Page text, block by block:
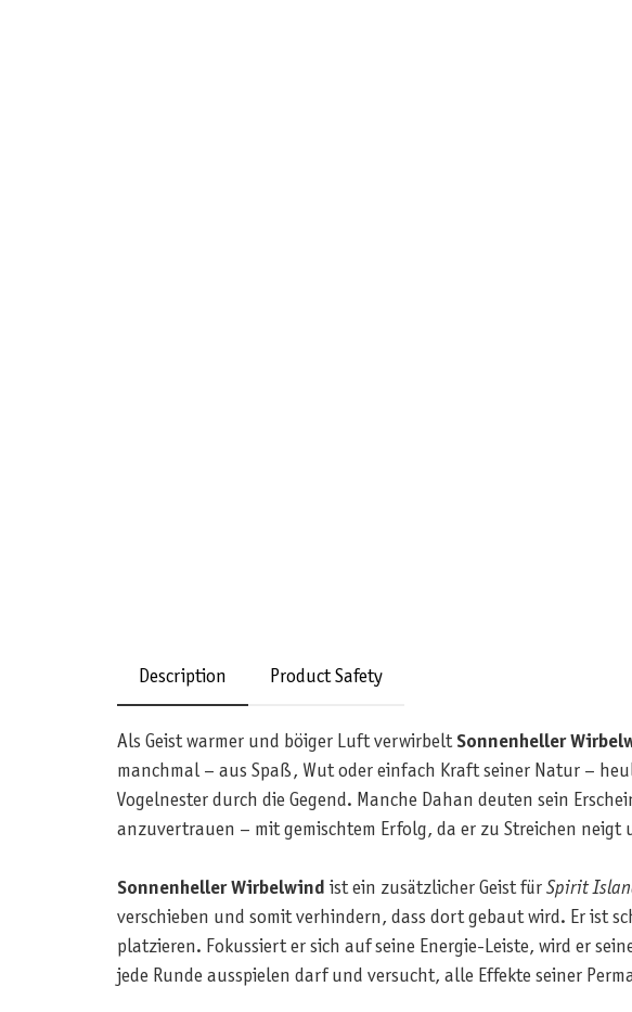
Description Product Safety
Als Geist warmer und böiger Luft verwirbelt Sonnenheller
manchmal – aus Spaß, Wut oder einfach Kraft seiner Natur –
Vogelnester durch die Gegend. Manche Dahan deuten sein
anzuvertrauen – mit gemischtem Erfolg, da er zu Streichen
Sonnenheller Wirbelwind ist ein zusätzlicher Geist für Spirit
verschieben und somit verhindern, dass dort gebaut wird. Er ist
platzieren. Fokussiert er sich auf seine Energie-Leiste, wird er
jede Runde ausspielen darf und versucht, alle Effekte seiner